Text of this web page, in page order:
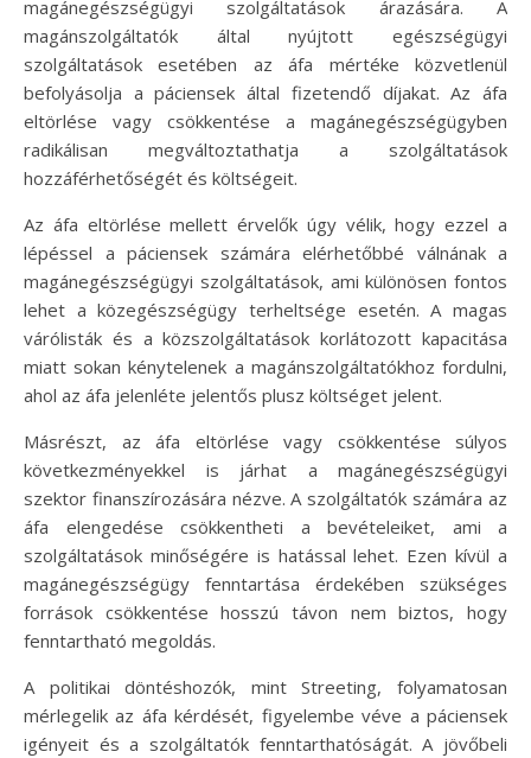
magánegészségügyi szolgáltatások árazására. A
magánszolgáltatók által nyújtott egészségügyi
szolgáltatások esetében az áfa mértéke közvetlenül
befolyásolja a páciensek által fizetendő díjakat. Az áfa
eltörlése vagy csökkentése a magánegészségügyben
radikálisan megváltoztathatja a szolgáltatások
hozzáférhetőségét és költségeit.
Az áfa eltörlése mellett érvelők úgy vélik, hogy ezzel a
lépéssel a páciensek számára elérhetőbbé válnának a
magánegészségügyi szolgáltatások, ami különösen fontos
lehet a közegészségügy terheltsége esetén. A magas
várólisták és a közszolgáltatások korlátozott kapacitása
miatt sokan kénytelenek a magánszolgáltatókhoz fordulni,
ahol az áfa jelenléte jelentős plusz költséget jelent.
Másrészt, az áfa eltörlése vagy csökkentése súlyos
következményekkel is járhat a magánegészségügyi
szektor finanszírozására nézve. A szolgáltatók számára az
áfa elengedése csökkentheti a bevételeiket, ami a
szolgáltatások minőségére is hatással lehet. Ezen kívül a
magánegészségügy fenntartása érdekében szükséges
források csökkentése hosszú távon nem biztos, hogy
fenntartható megoldás.
A politikai döntéshozók, mint Streeting, folyamatosan
mérlegelik az áfa kérdését, figyelembe véve a páciensek
igényeit és a szolgáltatók fenntarthatóságát. A jövőbeli